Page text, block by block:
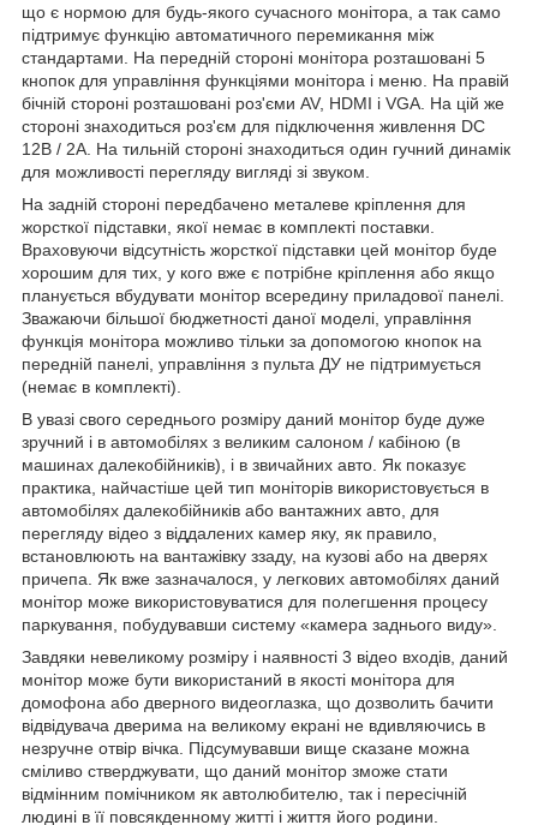
що є нормою для будь-якого сучасного монітора, а так само
підтримує функцію автоматичного перемикання між
стандартами. На передній стороні монітора розташовані 5
кнопок для управління функціями монітора і меню. На правій
бічній стороні розташовані роз'єми AV, HDMI і VGA. На цій же
стороні знаходиться роз'єм для підключення живлення DC
12В / 2А. На тильній стороні знаходиться один гучний динамік
для можливості перегляду вигляді зі звуком.
На задній стороні передбачено металеве кріплення для
жорсткої підставки, якої немає в комплекті поставки.
Враховуючи відсутність жорсткої підставки цей монітор буде
хорошим для тих, у кого вже є потрібне кріплення або якщо
планується вбудувати монітор всередину приладової панелі.
Зважаючи більшої бюджетності даної моделі, управління
функція монітора можливо тільки за допомогою кнопок на
передній панелі, управління з пульта ДУ не підтримується
(немає в комплекті).
В увазі свого середнього розміру даний монітор буде дуже
зручний і в автомобілях з великим салоном / кабіною (в
машинах далекобійників), і в звичайних авто. Як показує
практика, найчастіше цей тип моніторів використовується в
автомобілях далекобійників або вантажних авто, для
перегляду відео з віддалених камер яку, як правило,
встановлюють на вантажівку ззаду, на кузові або на дверях
причепа. Як вже зазначалося, у легкових автомобілях даний
монітор може використовуватися для полегшення процесу
паркування, побудувавши систему «камера заднього виду».
Завдяки невеликому розміру і наявності 3 відео входів, даний
монітор може бути використаний в якості монітора для
домофона або дверного видеоглазка, що дозволить бачити
відвідувача дверима на великому екрані не вдивляючись в
незручне отвір вічка. Підсумувавши вище сказане можна
сміливо стверджувати, що даний монітор зможе стати
відмінним помічником як автолюбителю, так і пересічній
людині в її повсякденному житті і життя його родини.